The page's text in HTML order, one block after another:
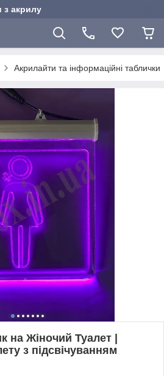
з акрилу
Акрилайти та інформаційні таблички
на Жіночий Туалет |
з підсвічуванням